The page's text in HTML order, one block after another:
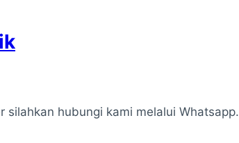
hubungi kami melalui Whatsapp.